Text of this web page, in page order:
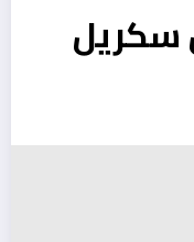
سكريل